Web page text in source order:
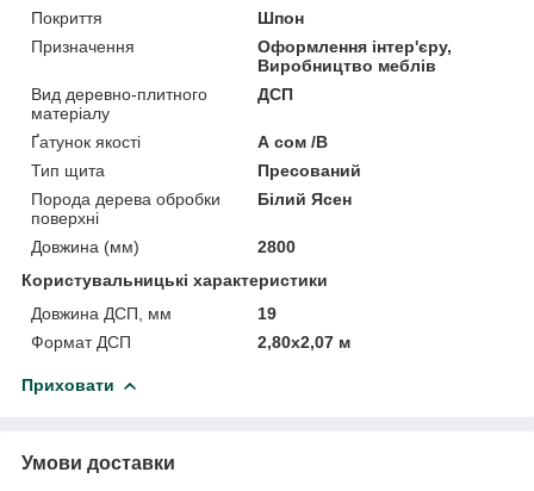
Покриття
Шпон
Призначення
Оформлення інтер'єру,
Виробництво меблів
Вид деревно-плитного
матеріалу
ДСП
Ґатунок якості
А сом /В
Тип щита
Пресований
Порода дерева обробки
поверхні
Білий Ясен
Довжина (мм)
2800
Користувальницькі характеристики
Довжина ДСП, мм
19
Формат ДСП
2,80х2,07 м
Приховати
Умови доставки